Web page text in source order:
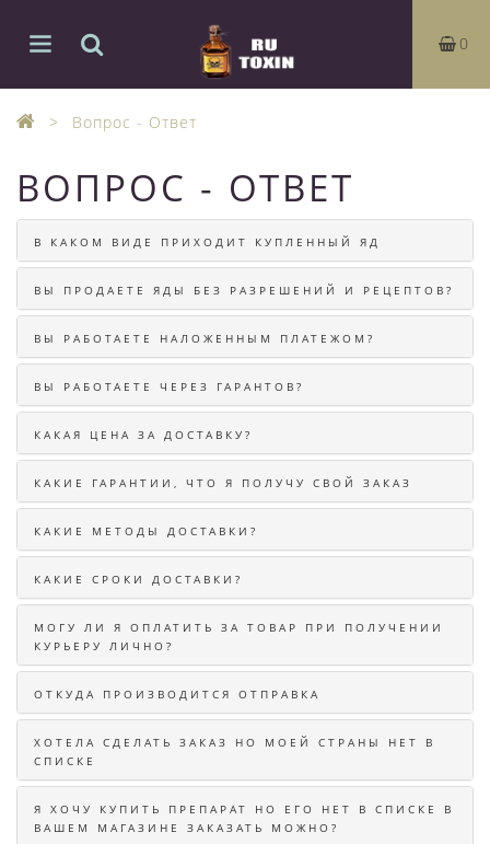
0
Вопрос - Ответ
ВОПРОС - ОТВЕТ
В КАКОМ ВИДЕ ПРИХОДИТ КУПЛЕННЫЙ ЯД
ВЫ ПРОДАЕТЕ ЯДЫ БЕЗ РАЗРЕШЕНИЙ И РЕЦЕПТОВ?
ВЫ РАБОТАЕТЕ НАЛОЖЕННЫМ ПЛАТЕЖОМ?
ВЫ РАБОТАЕТЕ ЧЕРЕЗ ГАРАНТОВ?
КАКАЯ ЦЕНА ЗА ДОСТАВКУ?
КАКИЕ ГАРАНТИИ, ЧТО Я ПОЛУЧУ СВОЙ ЗАКАЗ
КАКИЕ МЕТОДЫ ДОСТАВКИ?
КАКИЕ СРОКИ ДОСТАВКИ?
МОГУ ЛИ Я ОПЛАТИТЬ ЗА ТОВАР ПРИ ПОЛУЧЕНИИ
КУРЬЕРУ ЛИЧНО?
ОТКУДА ПРОИЗВОДИТСЯ ОТПРАВКА
ХОТЕЛА СДЕЛАТЬ ЗАКАЗ НО МОЕЙ СТРАНЫ НЕТ В
СПИСКЕ
Я ХОЧУ КУПИТЬ ПРЕПАРАТ НО ЕГО НЕТ В СПИСКЕ В
ВАШЕМ МАГАЗИНЕ ЗАКАЗАТЬ МОЖНО?